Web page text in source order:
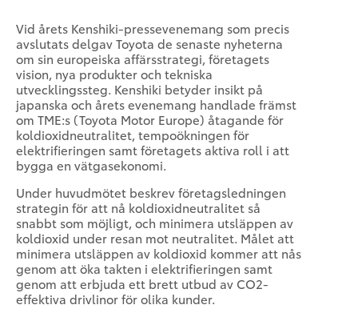
Vid årets Kenshiki-pressevenemang som precis
avslutats delgav Toyota de senaste nyheterna
om sin europeiska affärsstrategi, företagets
vision, nya produkter och tekniska
utvecklingssteg. Kenshiki betyder insikt på
japanska och årets evenemang handlade främst
om TME:s (Toyota Motor Europe) åtagande för
koldioxidneutralitet, tempoökningen för
elektrifieringen samt företagets aktiva roll i att
bygga en vätgasekonomi.
Under huvudmötet beskrev företagsledningen
strategin för att nå koldioxidneutralitet så
snabbt som möjligt, och minimera utsläppen av
koldioxid under resan mot neutralitet. Målet att
minimera utsläppen av koldioxid kommer att nås
genom att öka takten i elektrifieringen samt
genom att erbjuda ett brett utbud av CO2-
effektiva drivlinor för olika kunder.